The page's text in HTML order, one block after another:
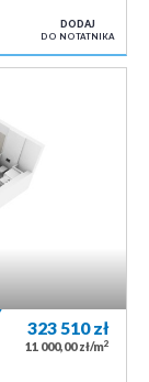
DODAJ
DO NOTATNIKA
323 510zł
11 000,00 zł/m2